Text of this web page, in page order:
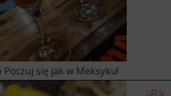
Poczuj się jak w Meksyku!